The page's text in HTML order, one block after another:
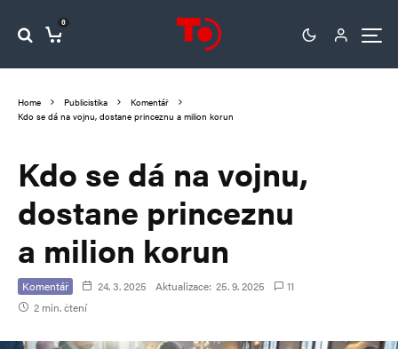
0
Home Publicistika
Komentář
Kdo se dá na vojnu, dostane princeznu a milion korun
Kdo se dá na vojnu,
dostane princeznu
a milion korun
Komentář 24. 3. 2025 Aktualizace: 25. 9. 2025
11
2 min. čtení